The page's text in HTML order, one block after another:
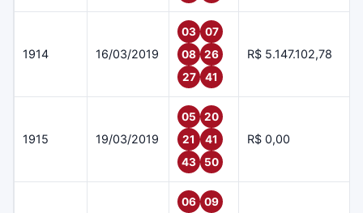
1914 16/03/2019
03
07
08
26
27
41
R$ 5.147.102,78
1915 19/03/2019
05
20
21
41
43
50
R$ 0,00
06
09